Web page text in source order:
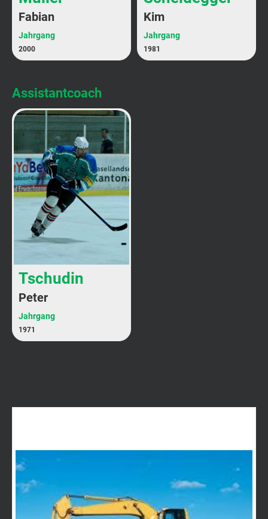
Fabian
Jahrgang
2000
Kim
Jahrgang
1981
Assistantcoach
Tschudin
Peter
Jahrgang
1971